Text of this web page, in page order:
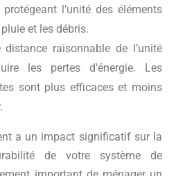
l’unité des éléments
et les débris.
distance raisonnable de l’unité
les pertes d’énergie. Les
sont plus efficaces et moins
a un impact significatif sur la
de votre système de